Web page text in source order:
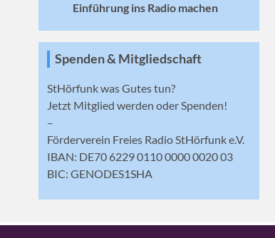
Einführung ins Radio machen
Spenden & Mitgliedschaft
StHörfunk was Gutes tun?
Jetzt Mitglied werden oder Spenden!
–
Förderverein Freies Radio StHörfunk e.V.
IBAN: DE70 6229 0110 0000 0020 03
BIC: GENODES1SHA